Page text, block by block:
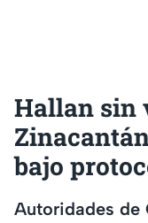
Hallan sin
bajo
Autoridades de